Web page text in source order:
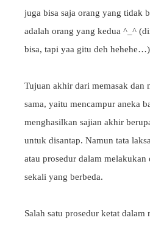
juga bisa saja orang yang tidak
adalah orang yang kedua ^_^
bisa, tapi yaa gitu deh hehehe…)
Tujuan akhir dari memasak dan
sama, yaitu mencampur aneka
menghasilkan sajian akhir
untuk disantap. Namun tata
atau prosedur dalam
sekali yang berbeda.
Salah satu prosedur ketat dalam